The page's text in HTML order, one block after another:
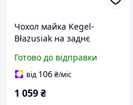
Чохол майка Kegel-
Błazusiak на заднє
5-1097-253-3020
Готово до відправки
від 106₴/міс
1 059₴